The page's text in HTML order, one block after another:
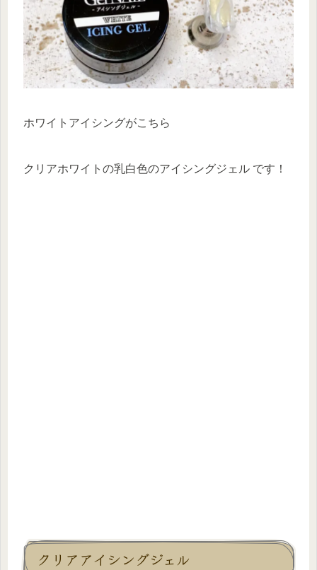
ホワイトアイシングがこちら
クリアホワイトの乳白色のアイシングジェル です！
クリアアイシングジェル